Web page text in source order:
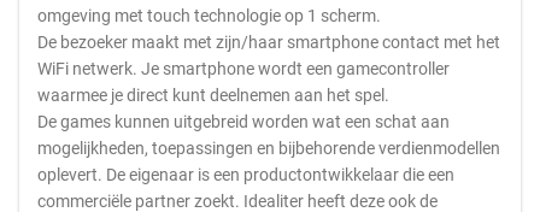
omgeving met touch technologie op 1 scherm.
De bezoeker maakt met zijn/haar smartphone contact met het
WiFi netwerk. Je smartphone wordt een gamecontroller
waarmee je direct kunt deelnemen aan het spel.
De games kunnen uitgebreid worden wat een schat aan
mogelijkheden, toepassingen en bijbehorende verdienmodellen
oplevert. De eigenaar is een productontwikkelaar die een
commerciële partner zoekt. Idealiter heeft deze ook de